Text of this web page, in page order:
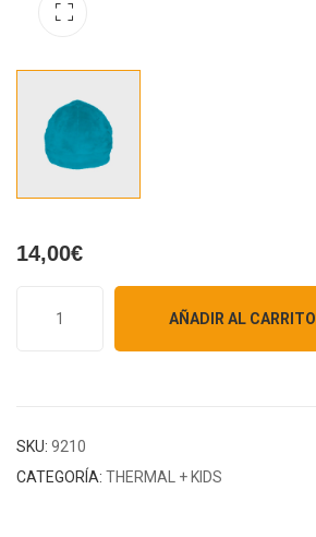
14,00€
AÑADIR AL CARRITO
SKU: 9210
CATEGORÍA: THERMAL + KIDS